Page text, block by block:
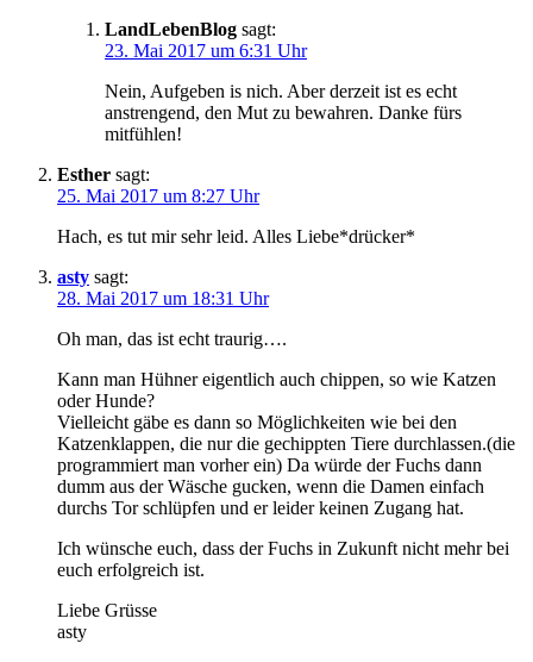
LandLebenBlog sagt:
23. Mai 2017 um 6:31 Uhr
Nein, Aufgeben is nich. Aber derzeit ist es echt
anstrengend, den Mut zu bewahren. Danke fürs
mitfühlen!
Esther sagt:
25. Mai 2017 um 8:27 Uhr
Hach, es tut mir sehr leid. Alles Liebe*drücker*
asty sagt:
28. Mai 2017 um 18:31 Uhr
Oh man, das ist echt traurig….
Kann man Hühner eigentlich auch chippen, so wie Katzen
oder Hunde?
Vielleicht gäbe es dann so Möglichkeiten wie bei den
Katzenklappen, die nur die gechippten Tiere durchlassen.(die
programmiert man vorher ein) Da würde der Fuchs dann
dumm aus der Wäsche gucken, wenn die Damen einfach
durchs Tor schlüpfen und er leider keinen Zugang hat.
Ich wünsche euch, dass der Fuchs in Zukunft nicht mehr bei
euch erfolgreich ist.
Liebe Grüsse
asty